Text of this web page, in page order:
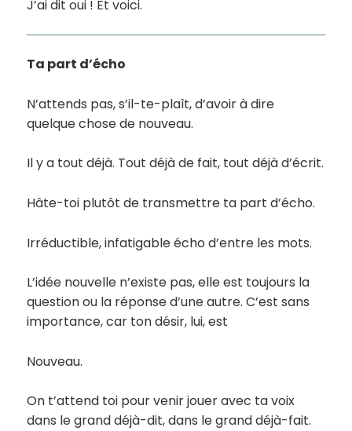
J’ai dit oui ! Et voici.
Ta part d’écho
N’attends pas, s’il-te-plaît, d’avoir à dire
quelque chose de nouveau.
Il y a tout déjà. Tout déjà de fait, tout déjà d’écrit.
Hâte-toi plutôt de transmettre ta part d’écho.
Irréductible, infatigable écho d’entre les mots.
L’idée nouvelle n’existe pas, elle est toujours la
question ou la réponse d’une autre. C’est sans
importance, car ton désir, lui, est
Nouveau.
On t’attend toi pour venir jouer avec ta voix
dans le grand déjà-dit, dans le grand déjà-fait.